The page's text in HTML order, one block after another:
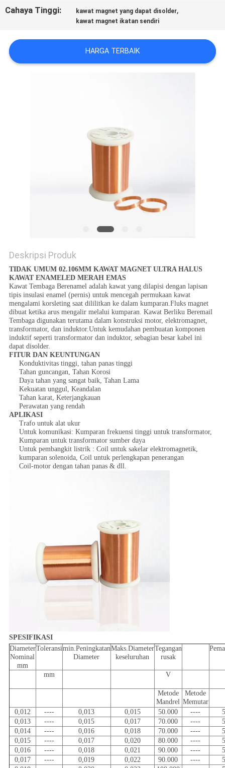
QUOTE
REQUEST
SUATU
Cahaya Tinggi: kawat magnet yang dapat disolder,
kawat magnet ikatan sendiri
HARGA TERBAIK
Deskripsi Produk
TIDAK UMUM 02.106MM KAWAT MAGNET ULTRA HALUS
KAWAT ENAMELED MERAH EMAS
Kawat Tembaga Berenamel adalah kawat yang dilapisi dengan lapisan
tipis insulasi enamel (pernis) untuk mencegah permukaan kawat
mengalami korsleting saat dililitkan ke dalam kumparan.Fluks magnet
dibuat ketika arus mengalir melalui kumparan. Kawat Berliku Beremail
Tembaga digunakan terutama dalam konstruksi motor, elektromagnet,
transformator, dan induktor.Untuk kemudahan pembuatan komponen
induktif seperti transformator dan induktor, sebagian besar kabel ini
dapat disolder.
FITUR DAN KEUNTUNGAN
Konduktivitas tinggi, tahan panas tinggi
Tahan guncangan, Tahan Korosi
Daya tahan yang sangat baik, Tahan Lama
Kekuatan unggul, Keandalan
Tahan karat, Keterjangkauan
Perawatan yang rendah
APLIKASI
Trafo untuk alat ukur
Untuk komunikasi: Kumparan frekuensi tinggi untuk transformator,
Kumparan untuk transformator sumber daya
Untuk pembangkit listrik : Coil untuk sakelar elektromagnetik,
kumparan solenoida, Coil untuk perlengkapan penerangan
Coil-motor dengan tahan panas & dll.
SPESIFIKASI
Diameter
Nominal
mm
Toleransimin.Peningkatan
Diameter
Maks.Diameter
keseluruhan
Tegangan
rusak
mm V
Metode
Mandrel
Metode
Memutar
0,012
---- 0,013 0,015 50.000 ----
0,013
---- 0,015 0,017 70.000 ----
0,014
---- 0,016 0,018 70.000 ----
0,015
---- 0,017 0,020 80.000 ----
0,016
---- 0,018 0,021 90.000 ----
0,017
---- 0,019 0,022 90.000 ----